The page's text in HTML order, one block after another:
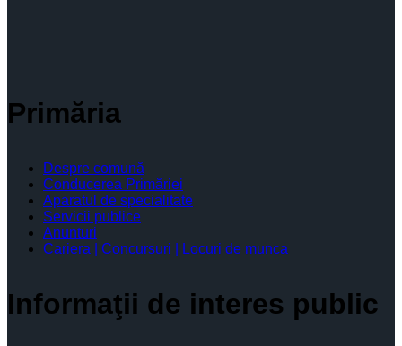
Primăria
Despre comună
Conducerea Primăriei
Aparatul de specialitate
Servicii publice
Anunturi
Cariera | Concursuri | Locuri de munca
Informaţii de interes public